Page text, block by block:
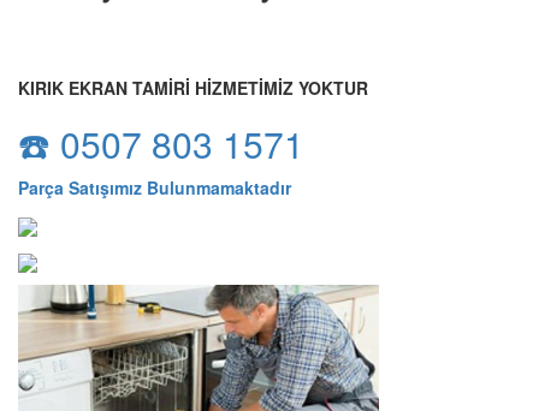
KIRIK EKRAN TAMİRİ HİZMETİMİZ YOKTUR
☎️ 0507 803 1571
Parça Satışımız Bulunmamaktadır